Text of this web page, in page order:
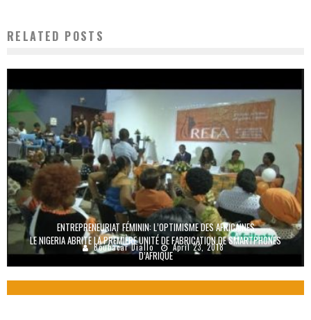
RELATED POSTS
ENTREPRENEURIAT FÉMININ: L’OPTIMISME DES AFRICAINES
Boubacar Diallo April 23, 2018
LE NIGERIA ABRITE LA PREMIÈRE UNITÉ DE FABRICATION DE SMARTPHONES
D’AFRIQUE